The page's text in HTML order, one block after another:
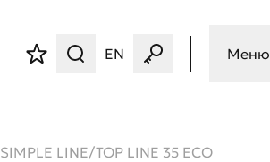
EN Меню
SIMPLE LINE/TOP LINE 35 ECO